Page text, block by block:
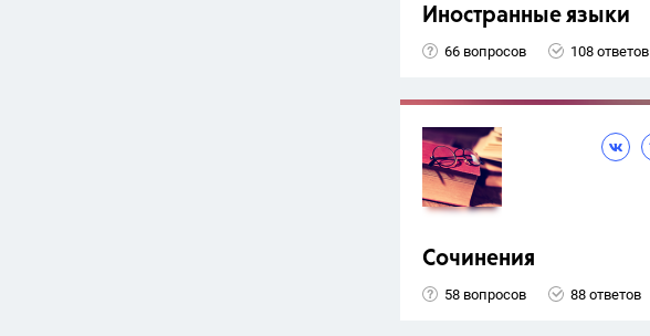
Иностранные языки
66 вопросов 108 ответов
Сочинения
58 вопросов 88 ответов